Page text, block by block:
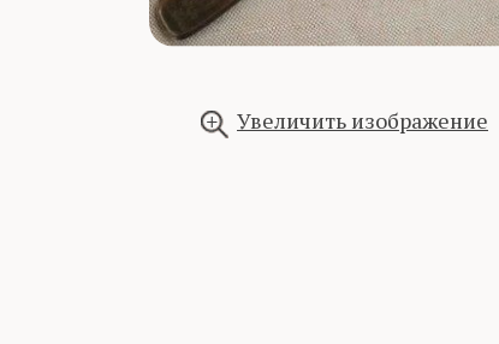
Увеличить изображение